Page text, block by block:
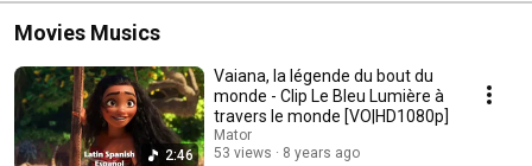
Movies Musics
2:46
Vaiana, la légende du bout du
monde - Clip Le Bleu Lumière à
travers le monde [VO|HD1080p]
Mator
53 views
8 years ago